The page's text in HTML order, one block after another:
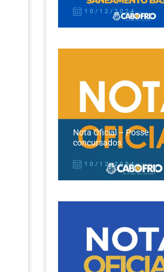
10/12/2024
Nota Oficial – Posse
concursados
10/12/2024